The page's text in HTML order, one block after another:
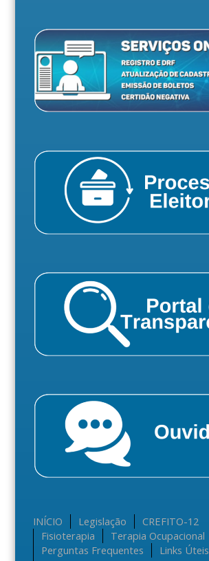
INÍCIO Legislação
CREFITO-12
Fisioterapia
Terapia Ocupacional
Perguntas Frequentes
Links Úteis